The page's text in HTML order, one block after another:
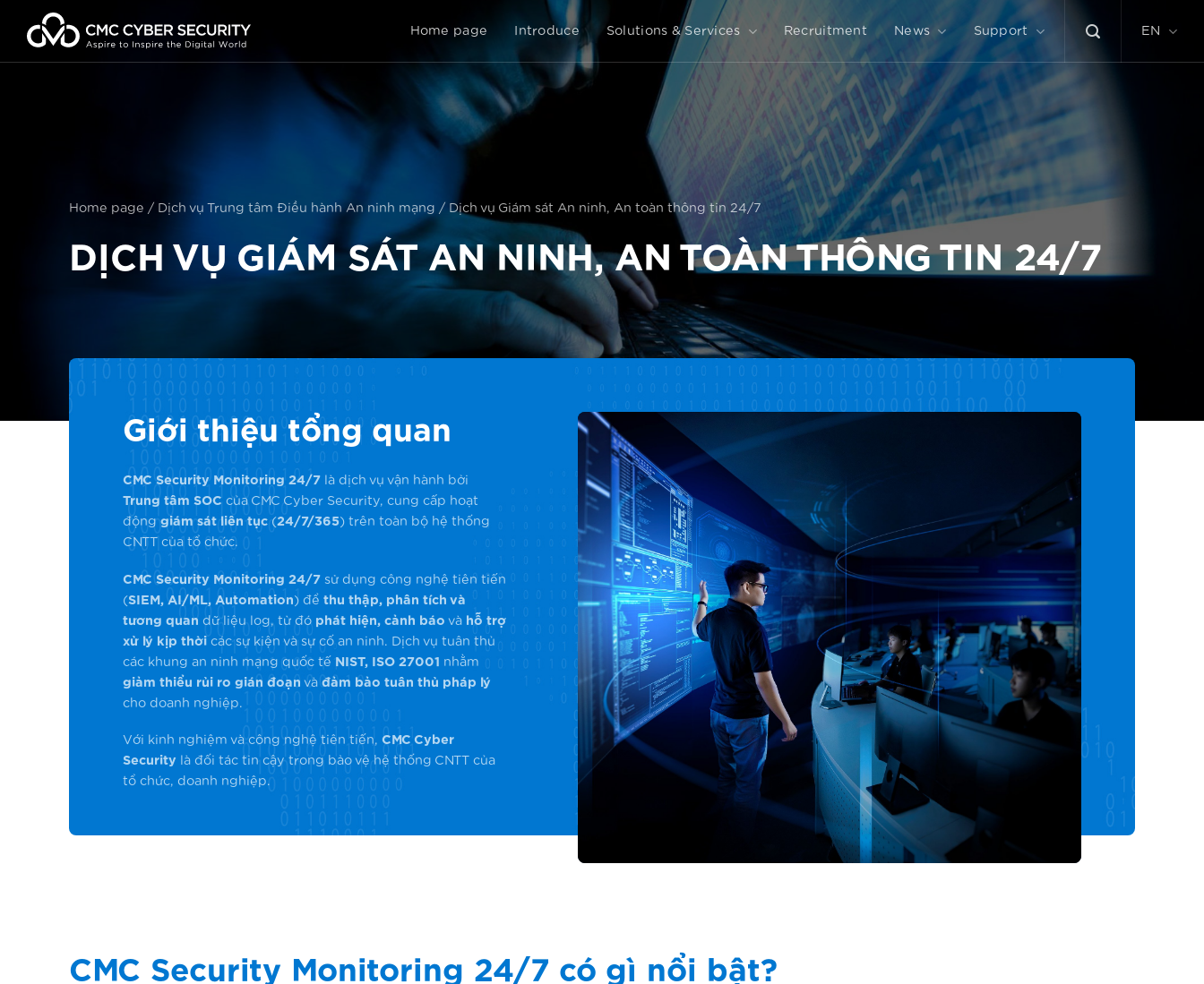
content
Home page Introduce Solutions & Services Recruitment News Support EN
Home page / Dịch vụ Trung tâm Điều hành An ninh mạng / Dịch vụ Giám sát An ninh, An toàn thông tin 24/7
DỊCH VỤ GIÁM SÁT AN NINH, AN TOÀN THÔNG TIN 24/7
Giới thiệu tổng quan
CMC Security Monitoring 24/7 là dịch vụ vận hành bởi
Trung tâm SOC của CMC Cyber Security, cung cấp hoạt
độnggiám sát liên tục (24/7/365) trên toàn bộ hệ thống
CNTT của tổ chức.
CMC Security Monitoring 24/7 sử dụng công nghệ tiên tiến
(SIEM, AI/ML, Automation) để thu thập, phân tích và
tương quan dữ liệu log, từ đó phát hiện, cảnh báo và hỗ trợ
xử lý kịp thời các sự kiện và sự cố an ninh. Dịch vụ tuân thủ
các khung an ninh mạng quốc tế NIST, ISO 27001 nhằm
giảm thiểu rủi ro gián đoạn và đảm bảo tuân thủ pháp lý
cho doanh nghiệp.
Với kinh nghiệm và công nghệ tiên tiến, CMC Cyber
Security là đối tác tin cậy trong bảo vệ hệ thống CNTT của
tổ chức, doanh nghiệp.
CMC Security Monitoring 24/7 có gì nổi bật?